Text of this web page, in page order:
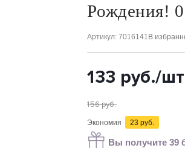
Рождения!
Артикул: 7016141 В
133 руб./шт
156руб.
Экономия 23 руб.
Вы получите 39